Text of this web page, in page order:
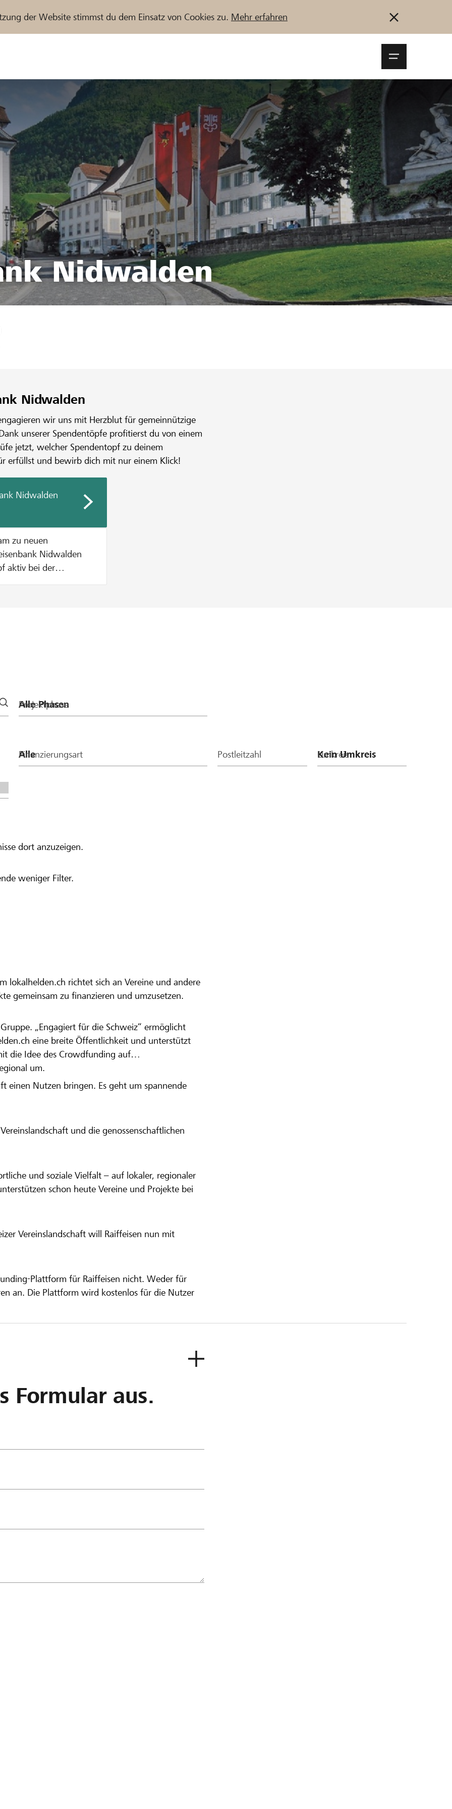
der Website stimmst du dem Einsatz von Cookies zu. Mehr erfahren
/ Raiffeisenbank Anmelden Registrieren
Jetzt starten
Nidwalden
Nidwalden
wir uns mit Herzblut für gemeinnützige
unserer Spendentöpfe profitierst du von einem
jetzt, welcher Spendentopf zu deinem
erfüllst und bewirb dich mit nur einem Klick!
Nidwalden
zu neuen
aktiv bei der
verteilt
wir den Betrag
Projektphase
Finanzierungsart Postleitzahl Umkreis
dort anzuzeigen.
weniger Filter.
lokalhelden.ch richtet sich an Vereine und andere
gemeinsam zu finanzieren und umzusetzen.
„Engagiert für die Schweiz“ ermöglicht
eine breite Öffentlichkeit und unterstützt
die Idee des Crowdfunding auf
um.
einen Nutzen bringen. Es geht um spannende
und die genossenschaftlichen
und soziale Vielfalt – auf lokaler, regionaler
schon heute Vereine und Projekte bei
Vereinslandschaft will Raiffeisen nun mit
Plattform für Raiffeisen nicht. Weder für
an. Die Plattform wird kostenlos für die Nutzer
Formular aus.